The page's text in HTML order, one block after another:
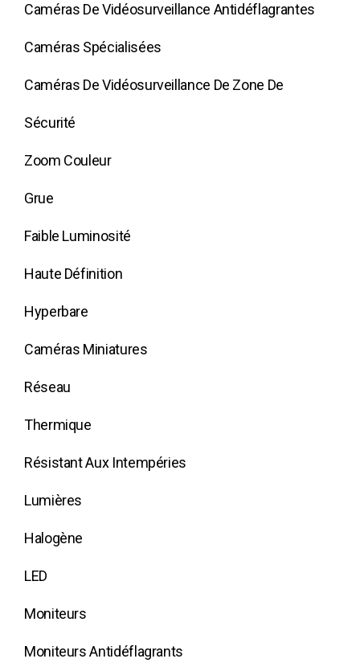
Caméras De Vidéosurveillance Antidéflagrantes
Caméras Spécialisées
Caméras De Vidéosurveillance De Zone De
Sécurité
Zoom Couleur
Grue
Faible Luminosité
Haute Définition
Hyperbare
Caméras Miniatures
Réseau
Thermique
Résistant Aux Intempéries
Lumières
Halogène
LED
Moniteurs
Moniteurs Antidéflagrants